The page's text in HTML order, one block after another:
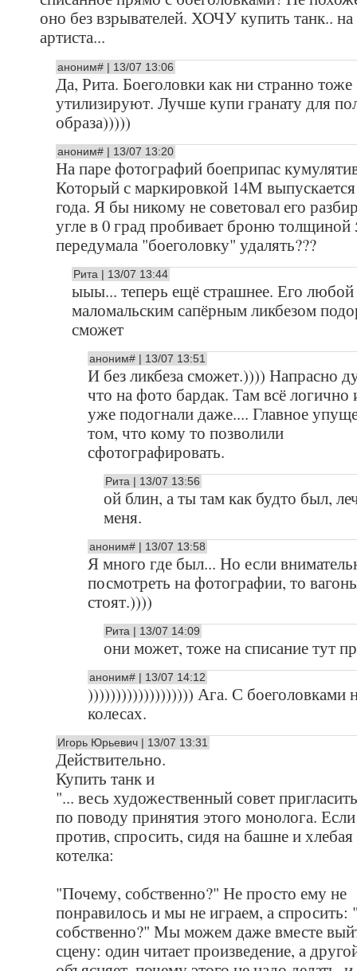
оно без взрывателей. ХОЧУ купить танк.. на
артиста...
аноним# | 13/07 13:06
Да, Рита. Боеголовки как ни странно тоже
утилизируют. Лучше купи гранату для
образа)))))
аноним# | 13/07 13:20
На паре фотографий боеприпас
Который с маркировкой 14М выпускается
года. Я бы никому не советовал его
угле в 0 град пробивает броню толщиной
передумала "боеголовку" удалять???
Рита | 13/07 13:44
ыыы... теперь ещё страшнее. Его любой
маломальским сапёрным ликбезом
сможет
аноним# | 13/07 13:51
И без ликбеза сможет.)))) Напрасно
что на фото бардак. Там всё логично
уже подогнали даже.... Главное
том, что кому то позволили
сфотографировать.
Рита | 13/07 13:56
ой блин, а ты там как будто был,
меня.
аноним# | 13/07 13:58
Я много где был... Но если
посмотреть на фотографии, то
стоят.))))
Рита | 13/07 14:09
они может, тоже на списание тут
аноним# | 13/07 14:12
))))))))))))))))))) Ага. С боеголовками
колесах.
Игорь Юрьевич | 13/07 13:31
Действительно.
Купить танк и
"... весь художественный совет
по поводу принятия этого монолога.
против, спросить, сидя на башне и хлебая
котелка:
"Почему, собственно?" Не просто ему не
понравилось и мы не играем, а
собственно?" Мы можем даже вместе
сцену: один читает произведение, а